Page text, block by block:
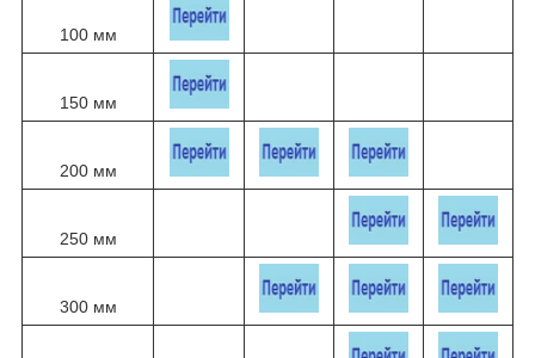
100 мм
150 мм
200 мм
250 мм
300 мм